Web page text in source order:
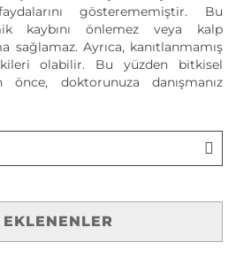
gösterememiştir. Bu
kaybını önlemez veya kalp
sağlamaz. Ayrıca, kanıtlanmamış
olabilir. Bu yüzden bitkisel
önce, doktorunuza danışmanız